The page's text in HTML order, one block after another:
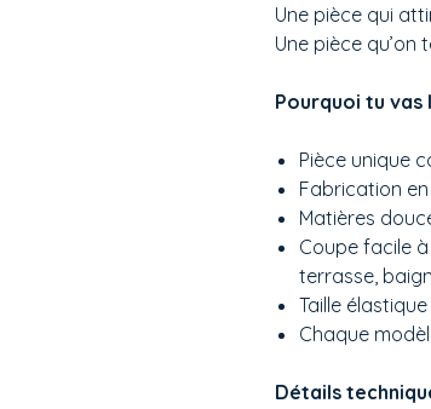
Une pièce qui
Une pièce
Pourquoi tu vas
Pièce unique
Fabrication
Matières
Coupe facile
terrasse,
Taille
Chaque
Détails